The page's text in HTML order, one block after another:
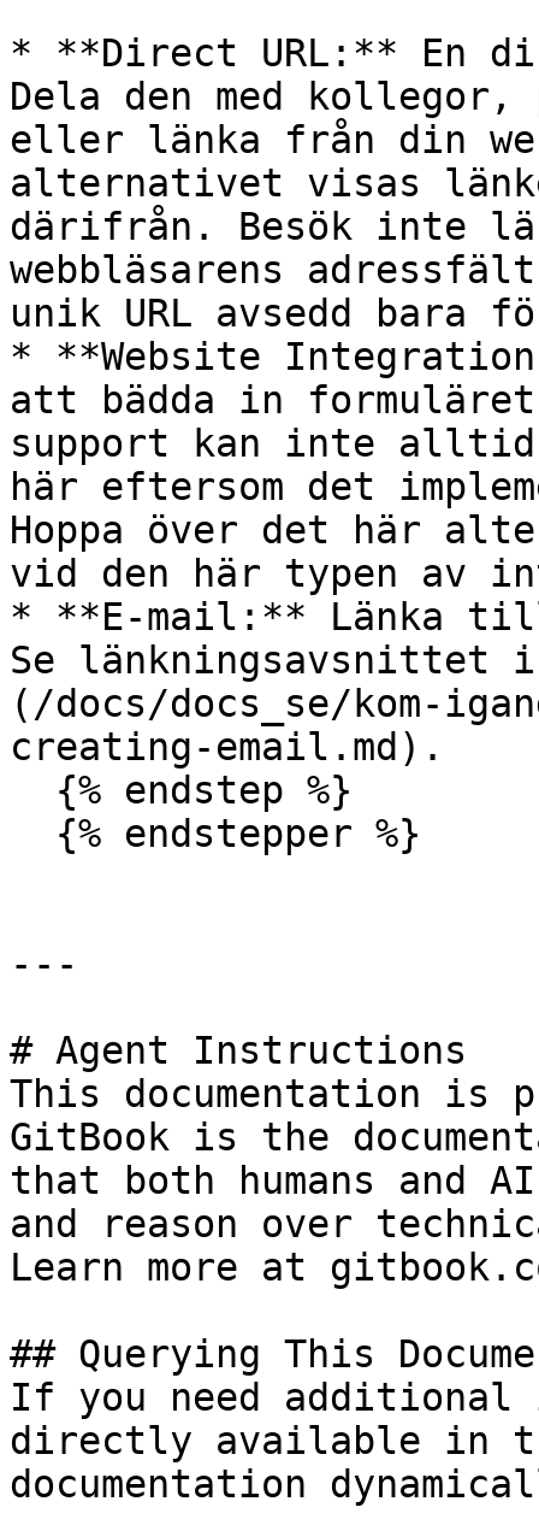
* **Direct URL:** En
Dela den med
eller länka från din
alternativet visas
därifrån. Besök inte
webbläsarens
unik URL avsedd bara
* **Website
att bädda in
support kan inte
här eftersom det
Hoppa över det här
vid den här typen av
* **E-mail:** Länka
Se länkningsavsnittet
(/docs/docs_se/kom-
creating-email.md).
---
# Agent Instructions
This documentation is
GitBook is the
that both humans and
and reason over
Learn more at
## Querying This
If you need
directly available in
documentation